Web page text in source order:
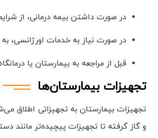
در صورت داشتن بیمه درمانی، از
در صورت نیاز به خدمات اورژانسی،
قبل از مراجعه به بیمارستان یا
تجهیزات بیمارستان‌ها
تجهیزات بیمارستان به تجهیزاتی اطلاق
و گاز گرفته تا تجهیزات پیچیده‌تر مانند